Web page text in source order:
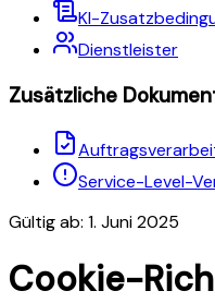
KI-
Dienstleister
Zusätzliche
Service-Level-
Gültig ab: 1. Juni 2025
Cookie-